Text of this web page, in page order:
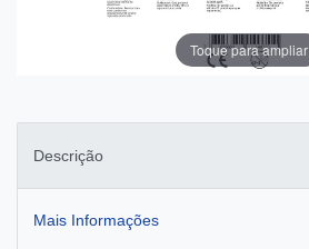
Toque para ampliar
Descrição
Mais Informações